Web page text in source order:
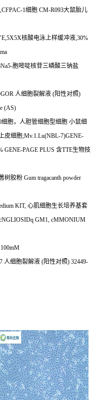
,CFPAC-1细胞 CM-R093大鼠胎儿
核酸电泳上样缓冲液,30%
胞嘧啶核苷三嶙酸三钠盐
人细胞裂解液 (阳性对照)
(AS)
细胞，人胆管细胞型细胞 小鼠细
皮细胞;Mv.1.Lu(NBL-7)GENE-
GENE-PAGE PLUS 含TTE生物技
树胶粉 Gum tragacanth powder
KIT, 心肌细胞生长培养基套
GM1, cMMONIUM
100mM
人细胞裂解液 (阳性对照) 32449-